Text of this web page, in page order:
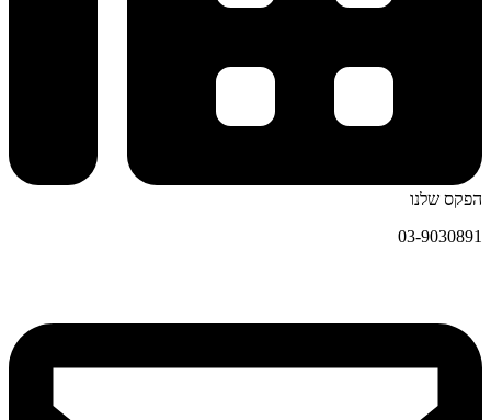
הפקס שלנו
03-9030891